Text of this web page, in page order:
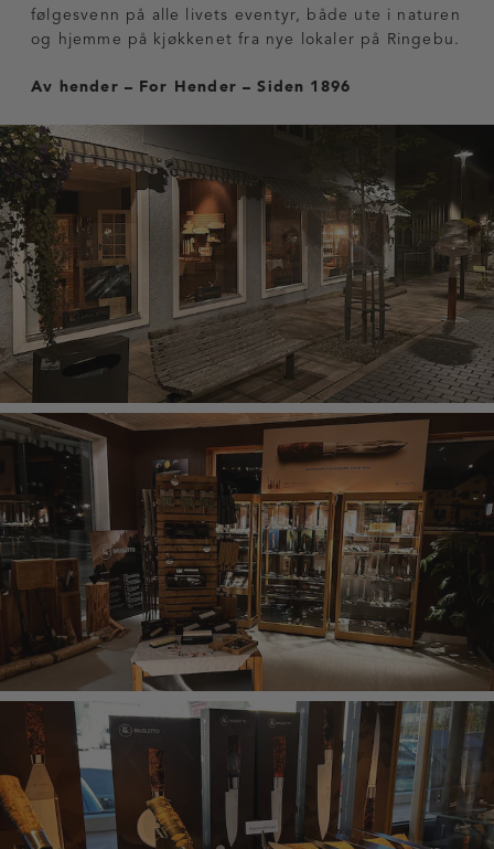
følgesvenn på alle livets eventyr, både ute i naturen
og hjemme på kjøkkenet fra nye lokaler på Ringebu.
Av hender – For Hender – Siden 1896